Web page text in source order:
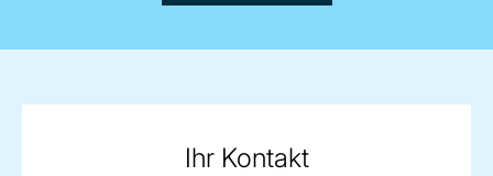
Ihr Kontakt